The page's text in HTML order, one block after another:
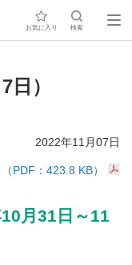
お気に入り 検索
）
2022年11月07日
PDF：423.8 KB）
月31日～11